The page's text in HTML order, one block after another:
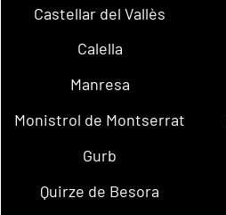
Castellar del Vallès
Calella
Manresa
Monistrol de Montserrat
Gurb
Quirze de Besora